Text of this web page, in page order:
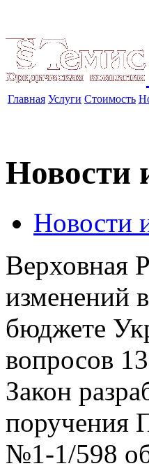
Главная Услуги Стоимость
Новости
Новости
Верховная
изменений
бюджете
вопросов
Закон
поручения
№1-1/598 об